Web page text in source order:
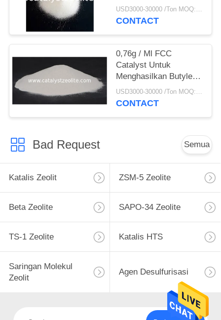
USD3000-30000 /Ton MOQ:1 KG
CONTACT
0,76g / Ml FCC
Catalyst Untuk
Menghasilkan Butylene
Lebih Banyak Untuk
Penyulingan
USD3000-30000 /Ton MOQ:1 KG
CONTACT
Bad Request Semua
Katalis Zeolit ZSM-5 Zeolite
Beta Zeolite SAPO-34 Zeolite
TS-1 Zeolite Katalis HTS
Saringan Molekul
Zeolit
Agen Desulfurisasi